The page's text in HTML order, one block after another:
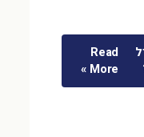
Read
More »